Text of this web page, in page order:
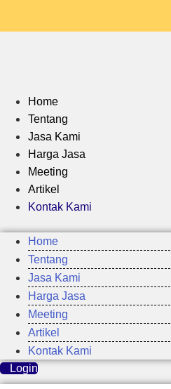
Home
Tentang
Jasa Kami
Harga Jasa
Meeting
Artikel
Kontak Kami
Home
Tentang
Jasa Kami
Harga Jasa
Meeting
Artikel
Kontak Kami
Login